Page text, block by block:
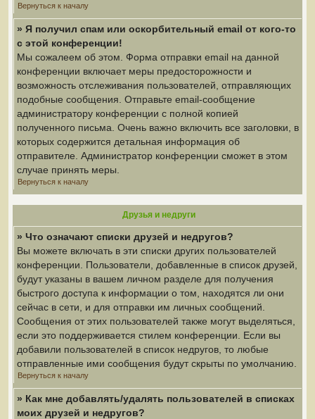
Вернуться к началу
» Я получил спам или оскорбительный email от кого-то
с этой конференции!
Мы сожалеем об этом. Форма отправки email на данной
конференции включает меры предосторожности и
возможность отслеживания пользователей, отправляющих
подобные сообщения. Отправьте email-сообщение
администратору конференции с полной копией
полученного письма. Очень важно включить все заголовки, в
которых содержится детальная информация об
отправителе. Администратор конференции сможет в этом
случае принять меры.
Вернуться к началу
Друзья и недруги
» Что означают списки друзей и недругов?
Вы можете включать в эти списки других пользователей
конференции. Пользователи, добавленные в список друзей,
будут указаны в вашем личном разделе для получения
быстрого доступа к информации о том, находятся ли они
сейчас в сети, и для отправки им личных сообщений.
Сообщения от этих пользователей также могут выделяться,
если это поддерживается стилем конференции. Если вы
добавили пользователей в список недругов, то любые
отправленные ими сообщения будут скрыты по умолчанию.
Вернуться к началу
» Как мне добавлять/удалять пользователей в списках
моих друзей и недругов?